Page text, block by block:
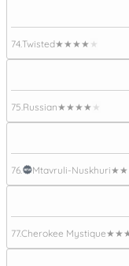
74. Twisted★★★★★
75. Russian★★★★★
76. Mtavruli-Nuskhuri
77.Cherokee Mystique